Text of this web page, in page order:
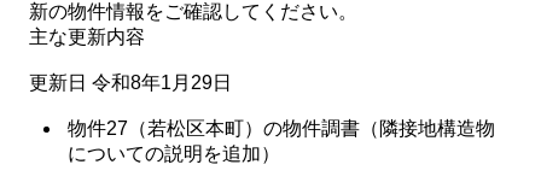
新の物件情報をご確認してください。
主な更新内容
更新日 令和8年1月29日
物件27（若松区本町）の物件調書（隣接地構造物
についての説明を追加）